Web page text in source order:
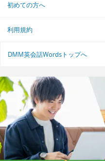
初めての方へ
利用規約
DMM英会話Wordsトップへ